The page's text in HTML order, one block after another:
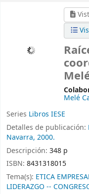
Melé
Series Libros IESE
Detalles de publicación:
Navarra, 2000.
Descripción: 348 p
ISBN: 8431318015
Tema(s): ETICA
LIDERAZGO --